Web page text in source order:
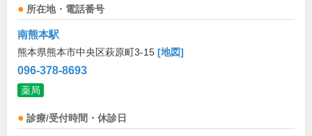
所在地・電話番号
南熊本駅
熊本県熊本市中央区萩原町3-15 [地図]
096-378-8693
薬局
診療/受付時間・休診日